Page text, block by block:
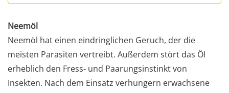
Neemöl
Neemöl hat einen eindringlichen Geruch, der die
meisten Parasiten vertreibt. Außerdem stört das Öl
erheblich den Fress- und Paarungsinstinkt von
Insekten. Nach dem Einsatz verhungern erwachsene